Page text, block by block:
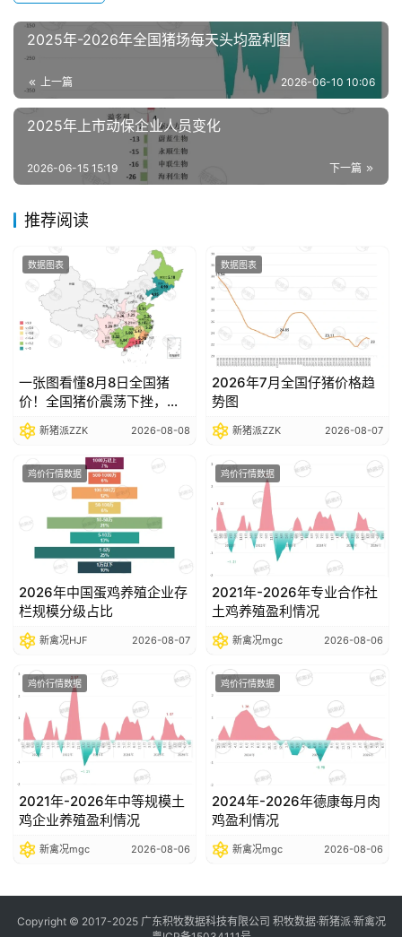
闻
分
析
告
据
日
猪
价
2025年-2026年全国猪场每天头均盈利图
上一篇 2026-06-10 10:06
2025年上市动保企业人员变化
下一篇
2026-06-15 15:19
推荐阅读
数据图表
一张图看懂8月8日全国猪
价！全国猪价震荡下挫，部
分省份跌破5元关口
新猪派ZZK 2026-08-08
数据图表
2026年7月全国仔猪价格趋
势图
新猪派ZZK 2026-08-07
鸡价行情数据
2026年中国蛋鸡养殖企业存
栏规模分级占比
新禽况HJF 2026-08-07
鸡价行情数据
2021年-2026年专业合作社
土鸡养殖盈利情况
新禽况mgc 2026-08-06
鸡价行情数据
2021年-2026年中等规模土
鸡企业养殖盈利情况
新禽况mgc 2026-08-06
鸡价行情数据
2024年-2026年德康每月肉
鸡盈利情况
新禽况mgc 2026-08-06
Copyright © 2017-2025 广东积牧数据科技有限公司 积牧数据·新猪派·新禽况